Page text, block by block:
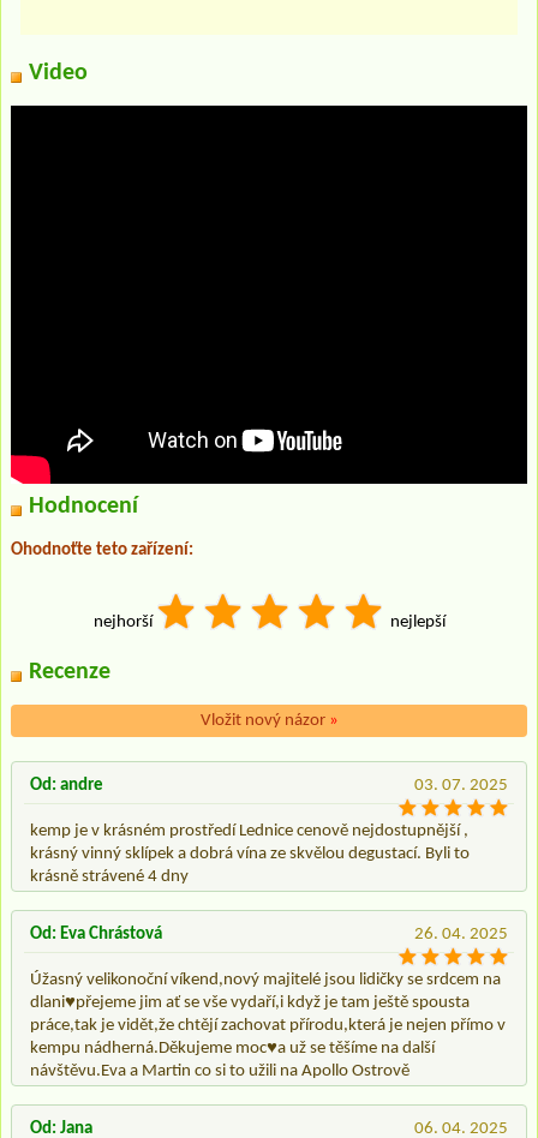
Video
Hodnocení
Ohodnoťte teto zařízení:
nejhorší nejlepší
Recenze
Vložit nový názor »
03. 07. 2025
Od: andre
kemp je v krásném prostředí Lednice cenově nejdostupnější ,
krásný vinný sklípek a dobrá vína ze skvělou degustací. Byli to
krásně strávené 4 dny
26. 04. 2025
Od: Eva Chrástová
Úžasný velikonoční víkend,nový majitelé jsou lidičky se srdcem na
dlani♥️přejeme jim ať se vše vydaří,i když je tam ještě spousta
práce,tak je vidět,že chtějí zachovat přírodu,která je nejen přímo v
kempu nádherná.Děkujeme moc♥️a už se těšíme na další
návštěvu.Eva a Martin co si to užili na Apollo Ostrově
06. 04. 2025
Od: Jana